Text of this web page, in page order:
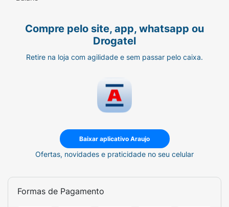
Compre pelo site, app, whatsapp ou
Drogatel
Retire na loja com agilidade e sem passar pelo caixa.
Baixar aplicativo Araujo
Ofertas, novidades e praticidade no seu celular
Formas de Pagamento